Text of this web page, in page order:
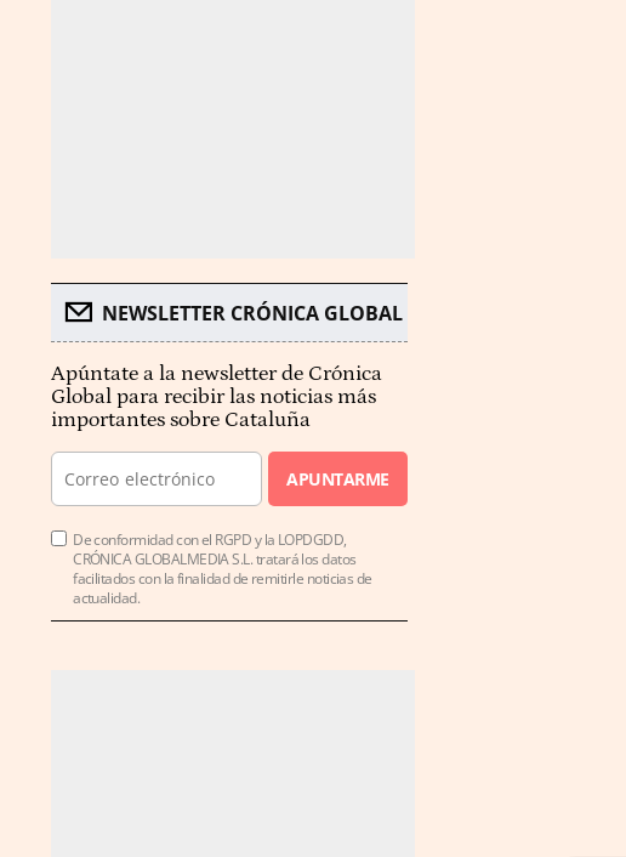
NEWSLETTER CRÓNICA GLOBAL
Apúntate a la newsletter de Crónica
Global para recibir las noticias más
importantes sobre Cataluña
APUNTARME
De conformidad con el RGPD y la LOPDGDD,
CRÓNICA GLOBALMEDIA S.L. tratará los datos
facilitados con la finalidad de remitirle noticias de
actualidad.